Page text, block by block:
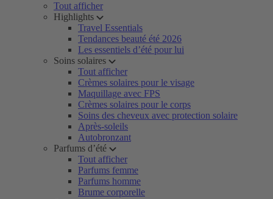
Tout afficher
Highlights
Travel Essentials
Tendances beauté été 2026
Les essentiels d’été pour lui
Soins solaires
Tout afficher
Crèmes solaires pour le visage
Maquillage avec FPS
Crèmes solaires pour le corps
Soins des cheveux avec protection solaire
Après-soleils
Autobronzant
Parfums d’été
Tout afficher
Parfums femme
Parfums homme
Brume corporelle